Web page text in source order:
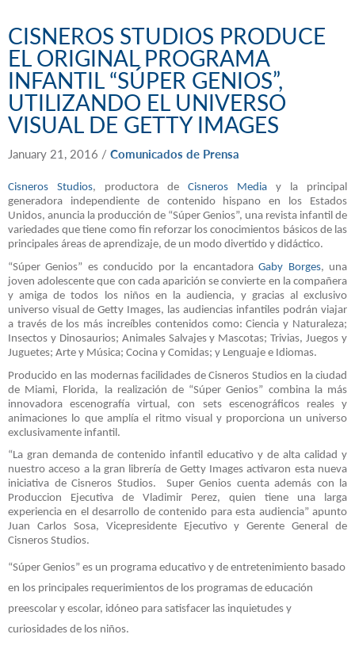
CISNEROS STUDIOS PRODUCE
EL ORIGINAL PROGRAMA
INFANTIL “SÚPER GENIOS”,
UTILIZANDO EL UNIVERSO
VISUAL DE GETTY IMAGES
January 21, 2016 / Comunicados de Prensa
Cisneros Studios, productora de Cisneros Media y la principal
generadora independiente de contenido hispano en los Estados
Unidos, anuncia la producción de “Súper Genios”, una revista infantil de
variedades que tiene como fin reforzar los conocimientos básicos de las
principales áreas de aprendizaje, de un modo divertido y didáctico.
“Súper Genios” es conducido por la encantadoraGaby Borges, una
joven adolescente que con cada aparición se convierte en la compañera
y amiga de todos los niños en la audiencia, y gracias al exclusivo
universo visual de Getty Images, las audiencias infantiles podrán viajar
a través de los más increíbles contenidos como: Ciencia y Naturaleza;
Insectos y Dinosaurios; Animales Salvajes y Mascotas; Trivias, Juegos y
Juguetes; Arte y Música; Cocina y Comidas; y Lenguaje e Idiomas.
Producido en las modernas facilidades de Cisneros Studios en la ciudad
de Miami, Florida,
la realización de “Súper Genios” combina la más
innovadora escenografía virtual, con sets escenográficos reales y
animaciones lo que amplía el ritmo visual y proporciona un universo
exclusivamente infantil.
“La gran demanda de contenido infantil educativo y de alta calidad y
nuestro acceso a la gran librería de Getty Images activaron esta nueva
iniciativa de Cisneros Studios. Super Genios cuenta además con la
Produccion Ejecutiva de Vladimir Perez, quien tiene una larga
experiencia en el desarrollo de contenido para esta audiencia” apunto
Juan Carlos Sosa, Vicepresidente Ejecutivo y Gerente General de
Cisneros Studios.
“Súper Genios” es un programa educativo y de entretenimiento basado
en los principales requerimientos de los programas de educación
preescolar y escolar, idóneo para satisfacer las inquietudes y
curiosidades de los niños.